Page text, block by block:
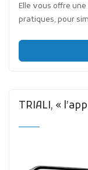
Elle vous offre
pratiques, pour
TRIALI, «